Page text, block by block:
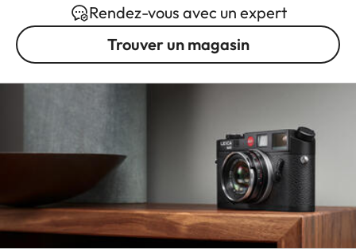
Rendez-vous avec un expert
Trouver un magasin